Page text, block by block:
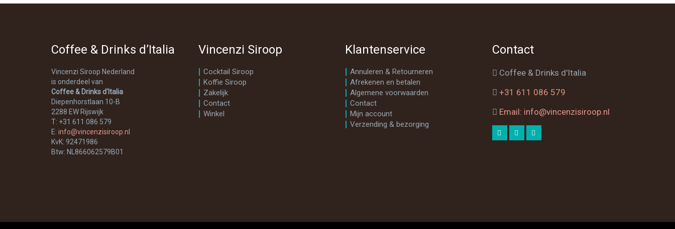
Coffee & Drinks d’Italia
Vincenzi Siroop Nederland
is onderdeel van
Coffee & Drinks d'Italia
Diepenhorstlaan 10-B
2288 EW Rijswijk
T: +31 611 086 579
E: info@vincenzisiroop.nl
KvK: 92471986
Btw: NL866062579B01
Vincenzi Siroop
Cocktail Siroop
Koffie Siroop
Zakelijk
Contact
Winkel
Klantenservice
Annuleren & Retourneren
Afrekenen en betalen
Algemene voorwaarden
Contact
Mijn account
Verzending & bezorging
Contact
Coffee & Drinks d'Italia
+31 611 086 579
Email: info@vincenzisiroop.nl